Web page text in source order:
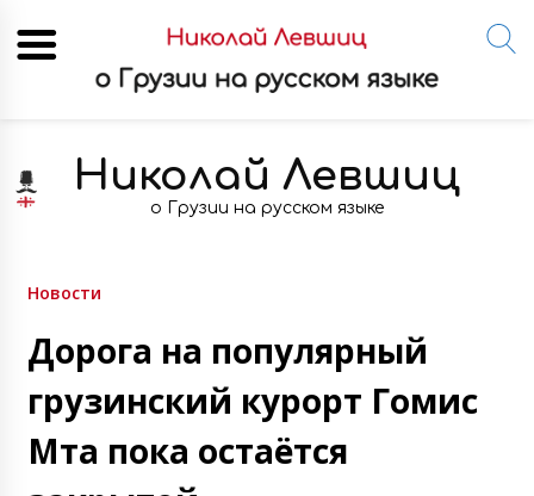
content
Николай Левшиц
о Грузии на русском языке
Новости
Дорога на популярный
грузинский курорт Гомис
Мта пока остаётся